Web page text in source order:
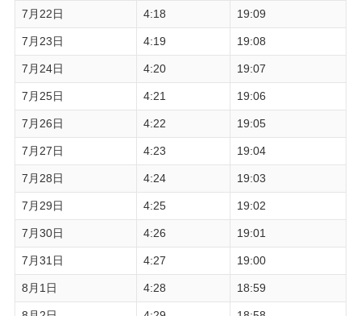
7月22日 4:18 19:09
7月23日 4:19 19:08
7月24日 4:20 19:07
7月25日 4:21 19:06
7月26日 4:22 19:05
7月27日 4:23 19:04
7月28日 4:24 19:03
7月29日 4:25 19:02
7月30日 4:26 19:01
7月31日 4:27 19:00
8月1日 4:28 18:59